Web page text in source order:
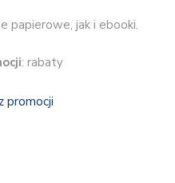
papierowe, jak i ebooki.
: rabaty
promocji